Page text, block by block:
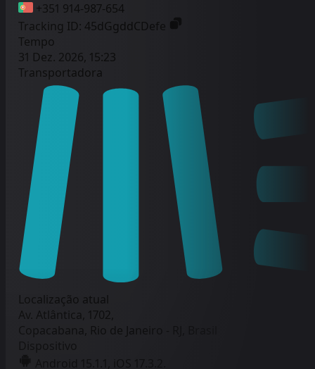
+351 914-987-654
Tracking ID: 45dGgddCDefe
Tempo
31 Dez. 2026, 15:23
Transportadora
Localização atual
Av. Atlântica, 1702,
Copacabana, Rio de Janeiro - RJ, Brasil